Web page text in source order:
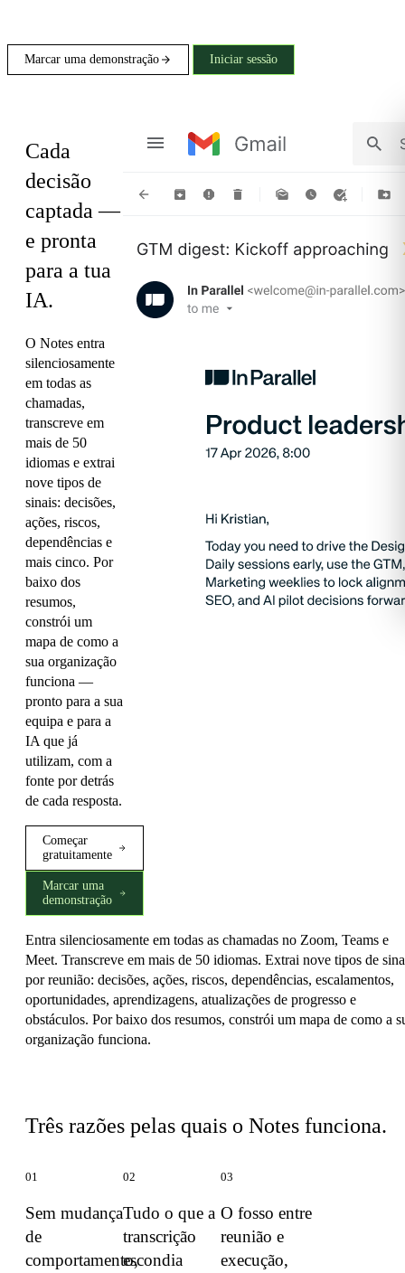
Marcar uma demonstração Iniciar sessão
Cada
decisão
captada —
e pronta
para a tua
IA.
O Notes entra
silenciosamente
em todas as
chamadas,
transcreve em
mais de 50
idiomas e extrai
nove tipos de
sinais: decisões,
ações, riscos,
dependências e
mais cinco. Por
baixo dos
resumos,
constrói um
mapa de como a
sua organização
funciona —
pronto para a sua
equipa e para a
IA que já
utilizam, com a
fonte por detrás
de cada resposta.
Começar
gratuitamente
Marcar uma
demonstração
Entra silenciosamente em todas as chamadas no Zoom, Teams e
Meet. Transcreve em mais de 50 idiomas. Extrai nove tipos de
por reunião: decisões, ações, riscos, dependências, escalamentos,
oportunidades, aprendizagens, atualizações de progresso e
obstáculos. Por baixo dos resumos, constrói um mapa de como a
organização funciona.
Três razões pelas quais o Notes funciona.
01
Sem mudança
de
comportamento,
02
Tudo o que a
transcrição
escondia
03
O fosso entre
reunião e
execução,